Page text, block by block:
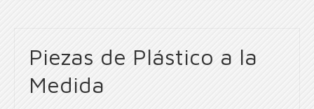
Piezas de Plástico a la
Medida